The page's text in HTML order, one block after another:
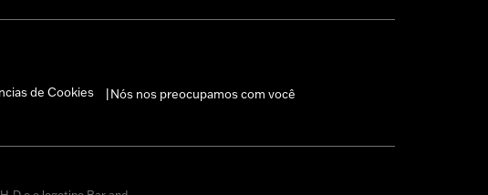
de Cookies Nós nos preocupamos com você